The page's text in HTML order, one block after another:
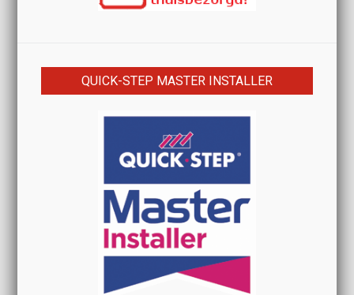
QUICK-STEP MASTER INSTALLER